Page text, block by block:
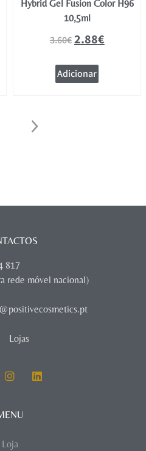
Hybrid Gel Fusion Color H96
10,5ml
3.60€2.88€
Adicionar
817
rede móvel nacional)
Lojas
Loja